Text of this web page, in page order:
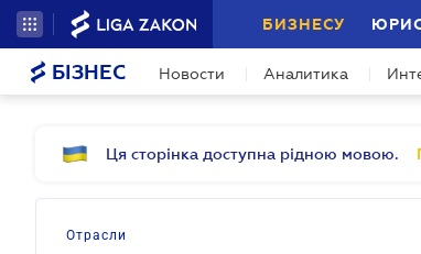
БИЗНЕСУ
БІЗНЕС Новости Аналитика
Ця сторінка доступна рідною мовою.
Отрасли